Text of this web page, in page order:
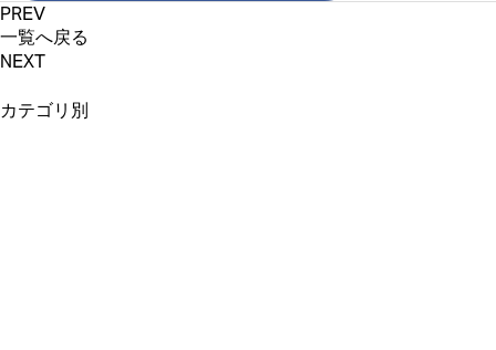
PREV
一覧へ戻る
NEXT
カテゴリ別